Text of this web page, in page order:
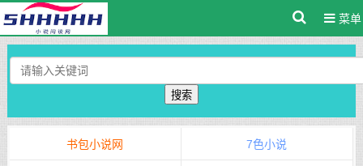
菜单
搜索
书包小说网 7色小说